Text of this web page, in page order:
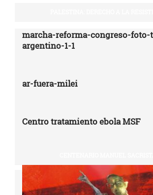
marcha-reforma-congreso-foto-
argentino-1-1
ar-fuera-milei
Centro tratamiento ebola MSF